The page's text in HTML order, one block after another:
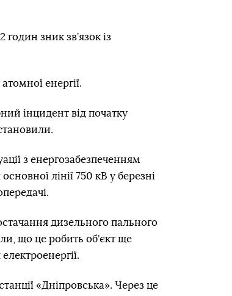
зник зв’язок із
енергії.
інцидент від початку
з енергозабезпеченням
лінії 750 кВ у березні
дизельного пального
що це робить об’єкт ще
«Дніпровська». Через це